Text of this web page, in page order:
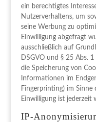
ein berechtigtes
Nutzerverhaltens, um
seine Werbung zu
Einwilligung abgefragt
ausschließlich auf
DSGVO und § 25 Abs.
die Speicherung von
Informationen im
Fingerprinting) im Sinne
Einwilligung ist jederzeit
IP-